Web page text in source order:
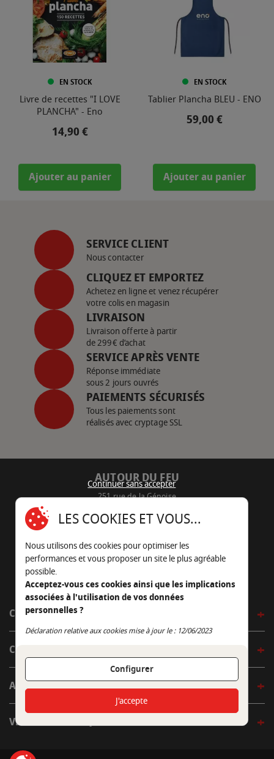
EN STOCK
Livre de recettes "I LOVE
PLANCHA" - Eno
Prix
14,90 €
Ajouter au panier
EN STOCK
Tablier Plancha BLEU - ENO
Prix
59,00 €
Ajouter au panier
SERVICE CLIENT
Nous contacter
CLIQUEZ ET EMPORTEZ
Achetez en ligne et venez récupérer
votre colis en magasin
LIVRAISON
Livraison offerte à partir
de 299€ d’achat
SERVICE APRÈS VENTE
Réponse immédiate
sous 2 jours ouvrés
PAIEMENTS SÉCURISÉS
Tous les paiements sont
réalisés avec cryptage SSL
AUTOUR DU FEU
251 rue de la Génoise
05 45 22 98 09
Nous envoyer un e-mail
CÔTÉ OUTDOOR
CÔTÉ INDOOR
AUTOUR DE LA TABLE
VENIR EN BOUTIQUE
Continuer sans accepter
LES COOKIES ET VOUS...
Nous utilisons des cookies pour optimiser les
performances et vous proposer un site le plus agréable
possible.
Acceptez-vous ces cookies ainsi que les implications
associées à l'utilisation de vos données
personnelles ?
Déclaration relative aux cookies mise à jour le : 12/06/2023
Configurer
Continuer sans accepter
J'accepte